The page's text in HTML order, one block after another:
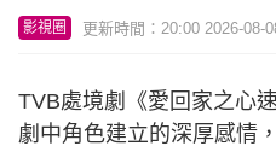
影視圈 更新時間：20:00 2026-08-
TVB處境劇《愛回家之心
劇中角色建立的深厚感情